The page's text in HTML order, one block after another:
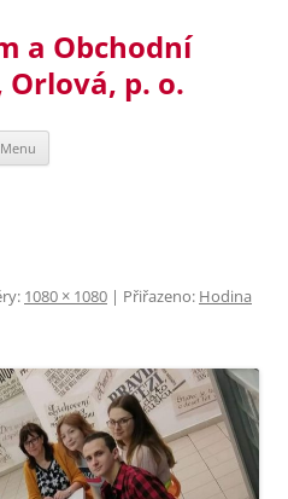
a Obchodní
p. o.
Menu
1080 × 1080 | Přiřazeno: Hodina